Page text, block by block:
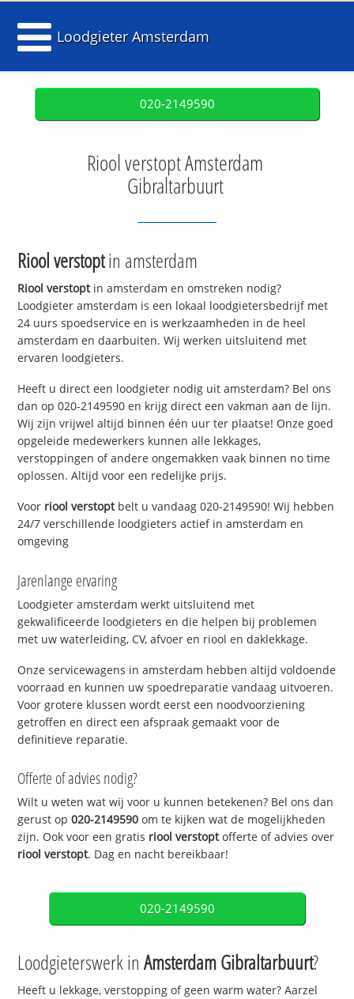
Loodgieter Amsterdam
020-2149590
Riool verstopt Amsterdam
Gibraltarbuurt
Riool verstoptin amsterdam
Riool verstoptin amsterdam en omstreken nodig?
Loodgieter amsterdam is een lokaal loodgietersbedrijf met
24 uurs spoedservice en is werkzaamheden in de heel
amsterdam en daarbuiten. Wij werken uitsluitend met
ervaren loodgieters.
Heeft u direct een loodgieter nodig uit amsterdam? Bel ons
dan op 020-2149590 en krijg direct een vakman aan de lijn.
Wij zijn vrijwel altijd binnen één uur ter plaatse! Onze goed
opgeleide medewerkers kunnen alle lekkages,
verstoppingen of andere ongemakken vaak binnen no time
oplossen. Altijd voor een redelijke prijs.
Voor riool verstoptbelt u vandaag 020-2149590! Wij hebben
24/7 verschillende loodgieters actief in amsterdam en
omgeving
Jarenlange ervaring
Loodgieter amsterdam werkt uitsluitend met
gekwalificeerde loodgieters en die helpen bij problemen
met uw waterleiding, CV, afvoer en riool en daklekkage.
Onze servicewagens in amsterdam hebben altijd voldoende
voorraad en kunnen uw spoedreparatie vandaag uitvoeren.
Voor grotere klussen wordt eerst een noodvoorziening
getroffen en direct een afspraak gemaakt voor de
definitieve reparatie.
Offerte of advies nodig?
Wilt u weten wat wij voor u kunnen betekenen? Bel ons dan
gerust op020-2149590 om te kijken wat de mogelijkheden
zijn. Ook voor een gratis riool verstoptofferte of advies over
riool verstopt. Dag en nacht bereikbaar!
020-2149590
Loodgieterswerk inAmsterdam Gibraltarbuurt?
Heeft u lekkage, verstopping of geen warm water? Aarzel